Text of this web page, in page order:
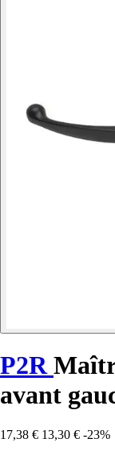
P2R
avant
17,38 € 13,30 € -23%